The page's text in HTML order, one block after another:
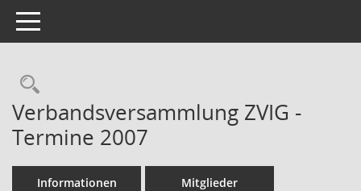
Toggle navigation
Rechercheauswahl
Verbandsversammlung ZVIG -
Termine 2007
Informationen Mitglieder